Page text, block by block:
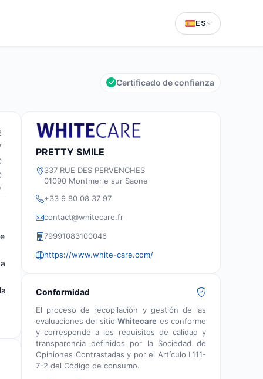
ES
Certificado de confianza
PRETTY SMILE
337 RUE DES PERVENCHES
01090 Montmerle sur Saone
+33 9 80 08 37 97
contact@whitecare.fr
79991083100046
https://www.white-care.com/
Conformidad
El proceso de recopilación y gestión de las
evaluaciones del sitioWhitecare es conforme
y corresponde a los requisitos de calidad y
transparencia definidos por la Sociedad de
Opiniones Contrastadas y por el Artículo L111-
7-2 del Código de consumo.